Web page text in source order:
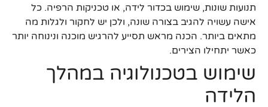
תנועות שונות, שימוש בכדור לידה, או טכניקות הרפיה. כל
אישה עשויה להגיב בצורה שונה, ולכן יש לחקור ולגלות מה
מתאים ביותר. הכנה מראש תסייע להרגיש מוכנה ונינוחה יותר
כאשר יתחילו הצירים.
שימוש בטכנולוגיה במהלך
הלידה